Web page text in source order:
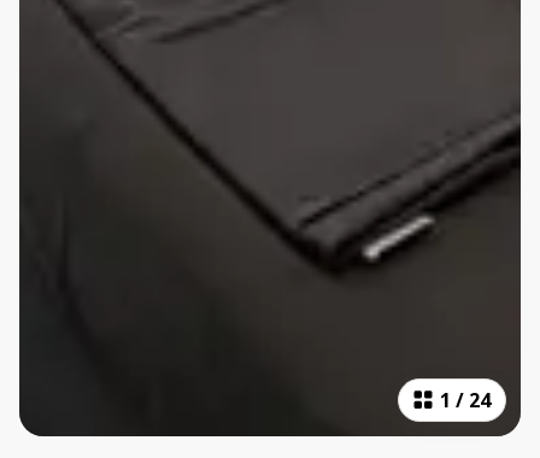
1 / 24